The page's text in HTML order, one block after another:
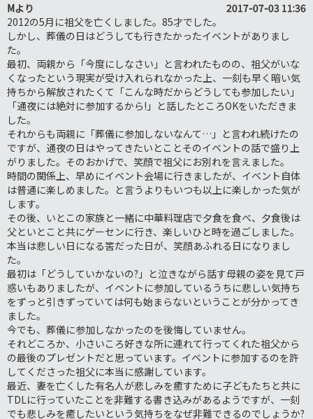
Mより
2017-07-03 11:36
2012の5月に祖父を亡くしました。85才でした。
しかし、葬儀の日はどうしても行きたかったイベントがありまし
た。
最初、両親から「今度にしなさい」と言われたものの、祖父がいな
くなったという現実が受け入れられなかった上、一刻も早く暗い気
持ちから解放されたくて「こんな時だからどうしても参加したい」
「通夜には絶対に参加するから!」と話したところOKをいただきま
した。
それからも両親に「葬儀に参加しないなんて…」と言われ続けたの
ですが、通夜の日はやってきたいとことそのイベントの話で盛り上
がりました。そのおかげで、笑顔で祖父にお別れを言えました。
時間の関係上、早めにイベント会場に行きましたが、イベント自体
は普通に楽しめました。と言うよりもいつも以上に楽しかった気が
します。
その後、いとこの家族と一緒に中華料理店で夕食を食べ、夕食後は
父といとこと共にゲーセンに行き、楽しいひと時を過ごしました。
本当は悲しい日になる筈だった日が、笑顔あふれる日になりまし
た。
最初は「どうしていかないの?」と泣きながら話す母親の姿を見て戸
惑いもありましたが、イベントに参加しているうちに悲しい気持ち
をずっと引きずっていては何も始まらないということが分かってき
ました。
今でも、葬儀に参加しなかったのを後悔していません。
それどころか、小さいころ好きな所に連れて行ってくれた祖父から
の最後のプレゼントだと思っています。イベントに参加するのを許
してくださった祖父に本当に感謝しています。
最近、妻を亡くした有名人が悲しみを癒すために子どもたちと共に
TDLに行っていたことを非難する書き込みがあるようですが、一刻
でも悲しみを癒したいという気持ちをなぜ非難できるのでしょうか?